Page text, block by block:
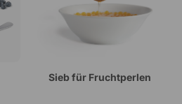
Sieb für Fruchtperlen